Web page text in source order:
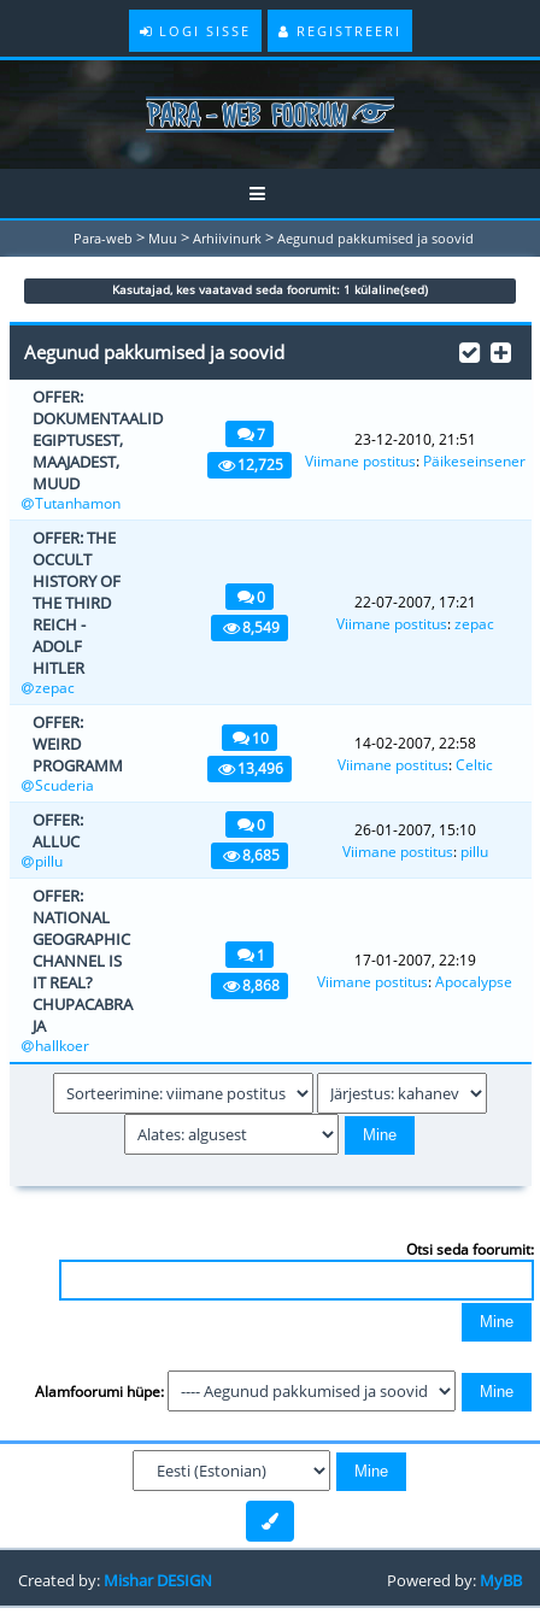
LOGI SISSE REGISTREERI
Para-web > Muu > Arhiivinurk > Aegunud pakkumised ja soovid
Kasutajad, kes vaatavad seda foorumit: 1 külaline(sed)
Aegunud pakkumised ja soovid
OFFER:
DOKUMENTAALID
EGIPTUSEST,
MAAJADEST,
MUUD
Tutanhamon
7
12,725
23-12-2010, 21:51
Viimane postitus: Päikeseinsener
OFFER: THE
OCCULT
HISTORY OF
THE THIRD
REICH -
ADOLF
HITLER
zepac
0
8,549
22-07-2007, 17:21
Viimane postitus:zepac
OFFER:
WEIRD
PROGRAMM
Scuderia
10
13,496
14-02-2007, 22:58
Viimane postitus:Celtic
OFFER:
ALLUC
pillu
0
8,685
26-01-2007, 15:10
Viimane postitus: pillu
OFFER:
NATIONAL
GEOGRAPHIC
CHANNEL IS
IT REAL?
CHUPACABRA
JA
hallkoer
1
8,868
17-01-2007, 22:19
Viimane postitus:Apocalypse
Otsi seda foorumit:
Alamfoorumi hüpe:
Created by: Mishar DESIGN Powered by: MyBB